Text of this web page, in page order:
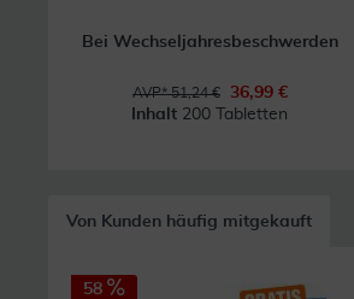
Bei Wechseljahresbeschwerden
AVP* 51,24 €
36,99 €
Inhalt 200 Tabletten
Von Kunden häufig mitgekauft
58